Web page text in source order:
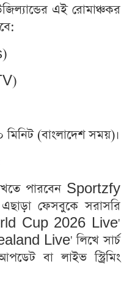
এই রোমাঞ্চকর
(বাংলাদেশ সময়)।
দেখতে পারবেন Sportzfy
ফেসবুকে সরাসরি
Cup 2026 Live'
Live' লিখে সার্চ
বা লাইভ স্ট্রিমিং